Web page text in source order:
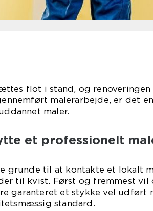
flot i stand, og
malerarbejde, er det
maler.
et professionelt
grunde til at kontakte et lokalt
til kvist. Først og fremmest vil
garanteret et stykke vel udført
standard.